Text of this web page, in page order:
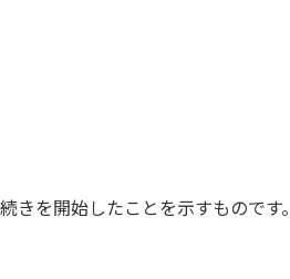
を開始したことを示すものです。